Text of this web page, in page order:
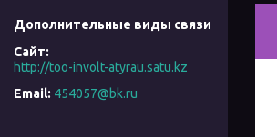
http://too-involt-atyrau.satu.kz
454057@bk.ru